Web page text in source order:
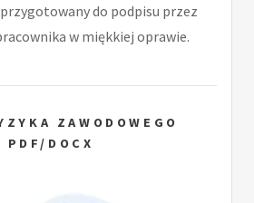
do podpisu przez
w miękkiej oprawie.
ZAWODOWEGO
PDF/DOCX